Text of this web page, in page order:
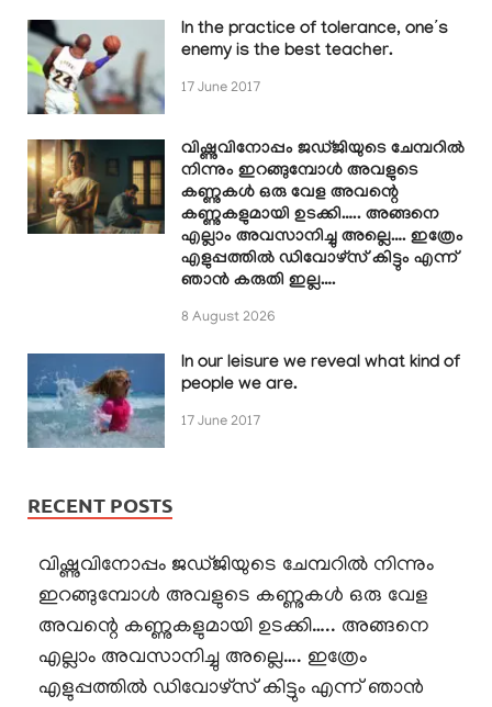
In the practice of tolerance, one’s
enemy is the best teacher.
17 June 2017
വിഷ്ണുവിനോപ്പം ജഡ്ജിയുടെ ചേമ്പറിൽ
നിന്നും ഇറങ്ങുമ്പോൾ അവളുടെ
കണ്ണുകൾ ഒരു വേള അവന്റെ
കണ്ണുകളുമായി ഉടക്കി….. അങ്ങനെ
എല്ലാം അവസാനിച്ചു അല്ലെ…. ഇത്രേം
എളുപ്പത്തിൽ ഡിവോഴ്സ് കിട്ടും എന്ന്
ഞാൻ കരുതി ഇല്ല….
8 August 2026
In our leisure we reveal what kind of
people we are.
17 June 2017
RECENT POSTS
വിഷ്ണുവിനോപ്പം ജഡ്ജിയുടെ ചേമ്പറിൽ നിന്നും
ഇറങ്ങുമ്പോൾ അവളുടെ കണ്ണുകൾ ഒരു വേള
അവന്റെ കണ്ണുകളുമായി ഉടക്കി….. അങ്ങനെ
എല്ലാം അവസാനിച്ചു അല്ലെ…. ഇത്രേം
എളുപ്പത്തിൽ ഡിവോഴ്സ് കിട്ടും എന്ന് ഞാൻ